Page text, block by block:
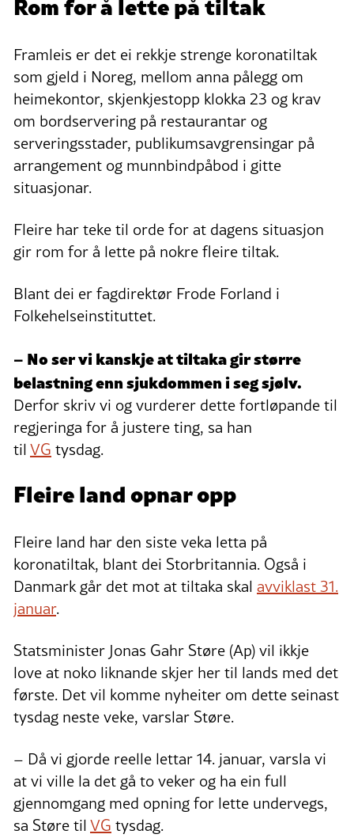
Framleis er det ei rekkje strenge koronatiltak
som gjeld i Noreg, mellom anna pålegg om
heimekontor, skjenkjestopp klokka 23 og krav
om bordservering på restaurantar og
serveringsstader, publikumsavgrensingar på
arrangement og munnbindpåbod i gitte
situasjonar.
Fleire har teke til orde for at dagens situasjon
gir rom for å lette på nokre fleire tiltak.
Blant dei er fagdirektør Frode Forland i
Folkehelseinstituttet.
– No ser vi kanskje at tiltaka gir større
belastning enn sjukdommen i seg sjølv.
Derfor skriv vi og vurderer dette fortløpande til
regjeringa for å justere ting, sa han
tilVG tysdag.
Fleire land opnar opp
Fleire land har den siste veka letta på
koronatiltak, blant dei Storbritannia. Også i
Danmark går det mot at tiltaka skal avviklast 31.
januar.
Statsminister Jonas Gahr Støre (Ap) vil ikkje
love at noko liknande skjer her til lands med det
første. Det vil komme nyheiter om dette seinast
tysdag neste veke, varslar Støre.
– Då vi gjorde reelle lettar 14. januar, varsla vi
at vi ville la det gå to veker og ha ein full
gjennomgang med opning for lette undervegs,
sa Støre tilVG tysdag.